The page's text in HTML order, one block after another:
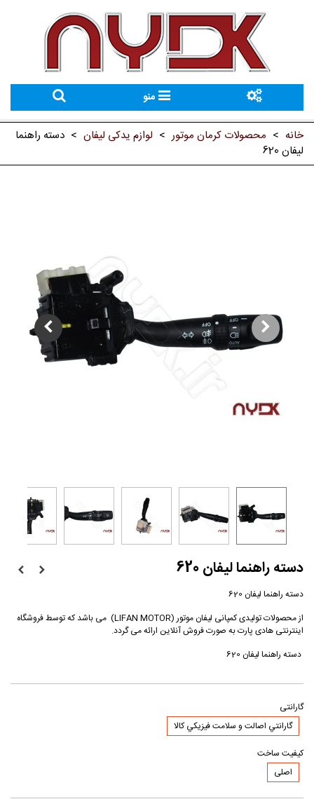
منو
خانه > محصولات کرمان موتور > لوازم یدکی لیفان > دسته راهنما
لیفان 620
دسته راهنما لیفان 620
دسته راهنما لیفان 620
از محصولات تولیدی کمپانی لیفان موتور (LIFAN MOTOR) می باشد که توسط فروشگاه
اینترنتی هادی پارت به صورت فروش آنلاین ارائه می گردد.
دسته راهنما لیفان 620
گارانتی
گارانتي اصالت و سلامت فيزيکي کالا
کیفیت ساخت
اصلی